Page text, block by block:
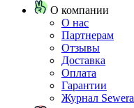
О компании
О нас
Партнерам
Отзывы
Доставка
Оплата
Гарантии
Журнал Sewera